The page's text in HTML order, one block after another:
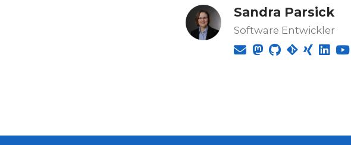
Sandra Parsick
Software Entwickler